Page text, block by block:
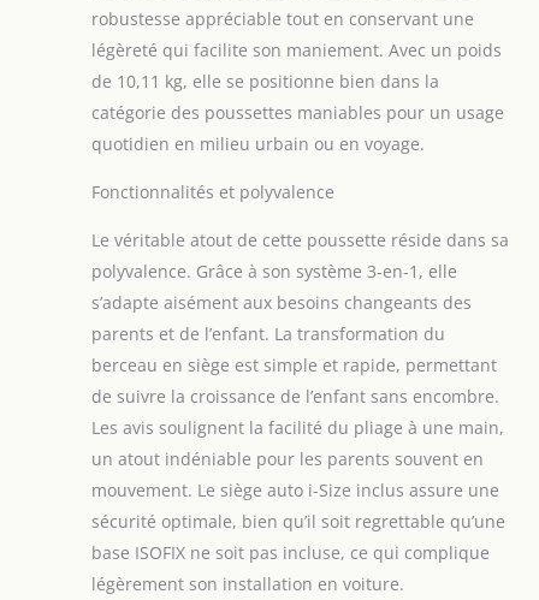
aventures en
position assise
SIÈGE-AUTO I-SIZE :
le siège-auto i-Size
(R129), adapté
jusqu'à 13 kg (40-83
- profitez de
souci, avec votre
tout-petit en
sécurité à l'arrière
LÉGÈRE ET
COMPACT :
transformez, pliez
et transportez - la
poussette passe
facilement en
orientation face à la
route, puis se plie
de manière
compacte, légère et
robustesse appréciable tout en conservant une
légèreté qui facilite son maniement. Avec un poids
de 10,11 kg, elle se positionne bien dans la
catégorie des poussettes maniables pour un usage
quotidien en milieu urbain ou en voyage.
Fonctionnalités et polyvalence
Le véritable atout de cette poussette réside dans sa
polyvalence. Grâce à son système 3-en-1, elle
s’adapte aisément aux besoins changeants des
parents et de l’enfant. La transformation du
berceau en siège est simple et rapide, permettant
de suivre la croissance de l’enfant sans encombre.
Les avis soulignent la facilité du pliage à une main,
un atout indéniable pour les parents souvent en
mouvement. Le siège auto i-Size inclus assure une
sécurité optimale, bien qu’il soit regrettable qu’une
base ISOFIX ne soit pas incluse, ce qui complique
légèrement son installation en voiture.